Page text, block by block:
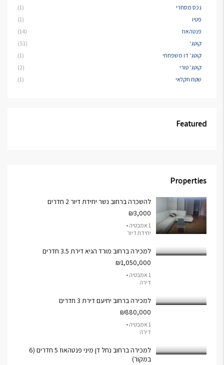
נכס מסחרי
(1)
פטיו
(1)
פנטהאוז
(14)
קוטג'
(51)
קוטג' דו משפחתי
(1)
קוטג' טורי
(2)
שטח חקלאי
(1)
Featured
Properties
להשכרה ברחוב נשר יחידת דיור 2 חדרים
₪3,000
1 אמבטיה •
יחידת דיור
למכירה ברחוב מורד הגיא דירת 3.5 חדרים
₪1,050,000
1 אמבטיה •
דירה
למכירה ברחוב יחיעם דירת 3 חדרים
₪880,000
1 אמבטיה •
דירה
למכירה ברחוב נחל דן מיני פנטהאוז 5 חדרים (6
במקור)